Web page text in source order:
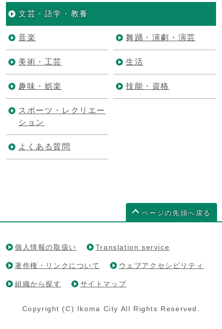
文芸・語学・教養
音楽 舞踊・演劇・演芸
美術・工芸 生活
趣味・娯楽 技能・資格
スポーツ・レクリエー
ション
よくある質問
ページの先頭へ戻る
個人情報の取扱い Translation service
著作権・リンクについて ウェブアクセシビリティ
組織から探す サイトマップ
Copyright (C) Ikoma City All Rights Reserved.